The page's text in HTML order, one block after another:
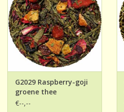
G2029 Raspberry-goji
groene thee
€--,--